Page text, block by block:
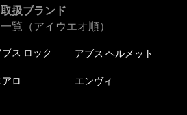
取扱ブランド
覧（アイウエオ順）
ブス ロック アブス ヘルメット
アロ エンヴィ